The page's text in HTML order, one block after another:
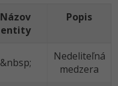
Názov
entity
Popis
&nbsp;
Nedeliteľná
medzera